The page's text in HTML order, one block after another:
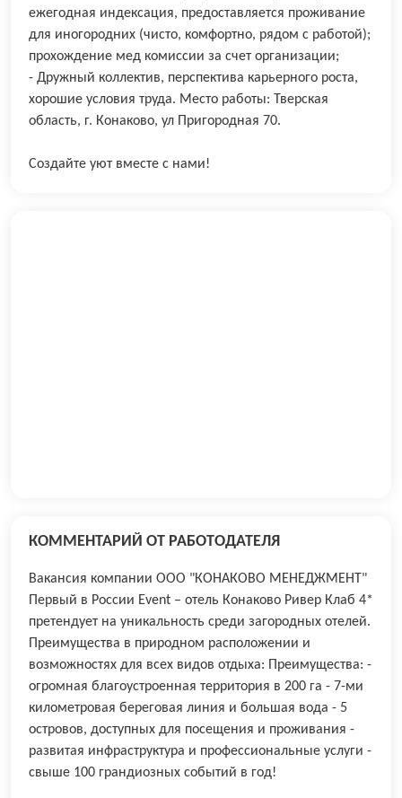
ежегодная индексация, предоставляется проживание
для иногородних (чисто, комфортно, рядом с работой);
прохождение мед комиссии за счет организации;
- Дружный коллектив, перспектива карьерного роста,
хорошие условия труда. Место работы: Тверская
область, г. Конаково, ул Пригородная 70.
Создайте уют вместе с нами!
КОММЕНТАРИЙ ОТ РАБОТОДАТЕЛЯ
Вакансия компании ООО "КОНАКОВО МЕНЕДЖМЕНТ"
Первый в России Event – отель Конаково Ривер Клаб 4*
претендует на уникальность среди загородных отелей.
Преимущества в природном расположении и
возможностях для всех видов отдыха: Преимущества: -
огромная благоустроенная территория в 200 га - 7-ми
километровая береговая линия и большая вода - 5
островов, доступных для посещения и проживания -
развитая инфраструктура и профессиональные услуги -
cвыше 100 грандиозных событий в год!